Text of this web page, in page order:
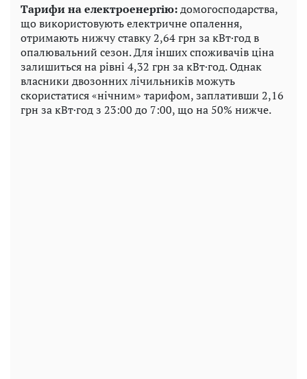
Тарифи на електроенергію:домогосподарства,
що використовують електричне опалення,
отримають нижчу ставку 2,64 грн за кВт·год в
опалювальний сезон. Для інших споживачів ціна
залишиться на рівні 4,32 грн за кВт·год. Однак
власники двозонних лічильників можуть
скористатися «нічним» тарифом, заплативши 2,16
грн за кВт·год з 23:00 до 7:00, що на 50% нижче.